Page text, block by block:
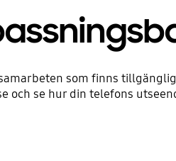
som finns
och se hur din telefons